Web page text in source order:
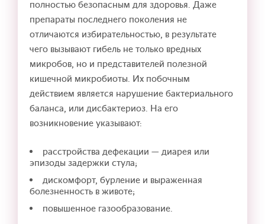
полностью безопасным для здоровья. Даже
препараты последнего поколения не
отличаются избирательностью, в результате
чего вызывают гибель не только вредных
микробов, но и представителей полезной
кишечной микробиоты. Их побочным
действием является нарушение бактериального
баланса, или дисбактериоз. На его
возникновение указывают:
расстройства дефекации — диарея или
эпизоды задержки стула;
дискомфорт, бурление и выраженная
болезненность в животе;
повышенное газообразование.